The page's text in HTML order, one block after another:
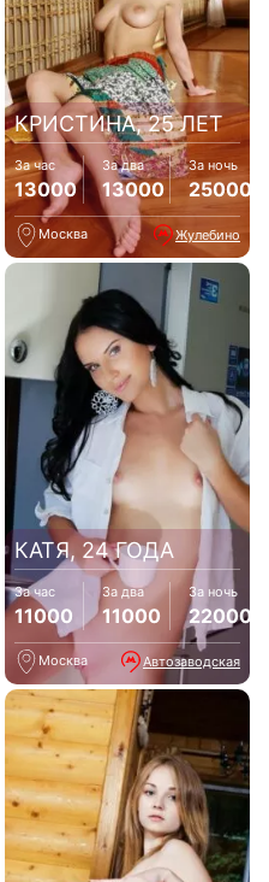
КРИСТИНА, 25 ЛЕТ
За час
13000
За два
13000
За ночь
25000
Москва Жулебино
КАТЯ, 24 ГОДА
За час
11000
За два
11000
За ночь
22000
Москва Автозаводская